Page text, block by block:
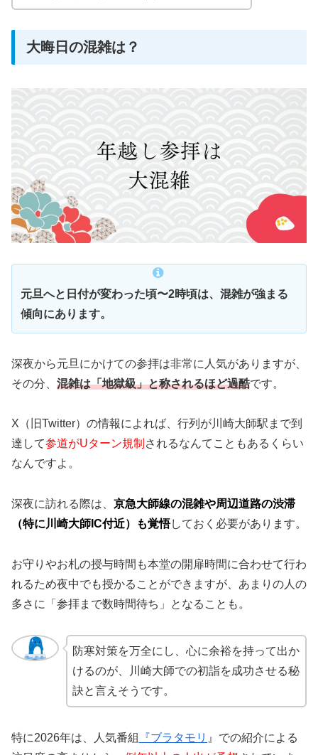
大晦日の混雑は？
元旦へと日付が変わった頃〜2時頃は、混雑が強まる
傾向にあります。
深夜から元旦にかけての参拝は非常に人気がありますが、
その分、 混雑は「地獄級」と称されるほど過酷です。
X（旧Twitter）の情報によれば、行列が川崎大師駅まで到
達して参道がUターン規制 されるなんてこともあるくらい
なんですよ。
深夜に訪れる際は、 京急大師線の混雑や周辺道路の渋滞
（特に川崎大師IC付近）も覚悟しておく必要があります。
お守りやお札の授与時間も本堂の開扉時間に合わせて行わ
れるため夜中でも授かることができますが、あまりの人の
多さに「参拝まで数時間待ち」となることも。
防寒対策を万全にし、心に余裕を持って出か
けるのが、川崎大師での初詣を成功させる秘
訣と言えそうです。
特に2026年は、人気番組 『ブラタモリ 』での紹介による